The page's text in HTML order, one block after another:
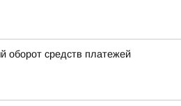
оборот средств платежей